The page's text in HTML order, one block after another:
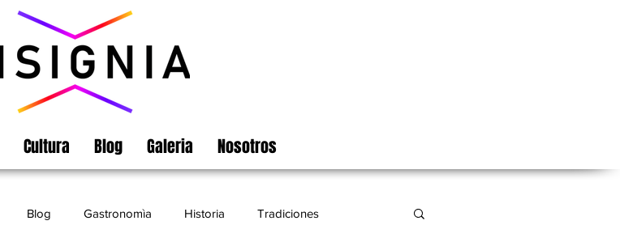
Cultura Blog Galeria Nosotros
Blog Gastronomìa Historia Tradiciones